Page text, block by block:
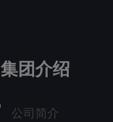
集团介绍
公司简介